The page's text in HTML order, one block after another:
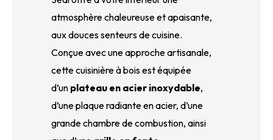
atmosphère chaleureuse et apaisante,
aux douces senteurs de cuisine.
Conçue avec une approche artisanale,
cette cuisinière à bois est équipée
d’un plateau en acier inoxydable,
d’une plaque radiante en acier, d’une
grande chambre de combustion, ainsi